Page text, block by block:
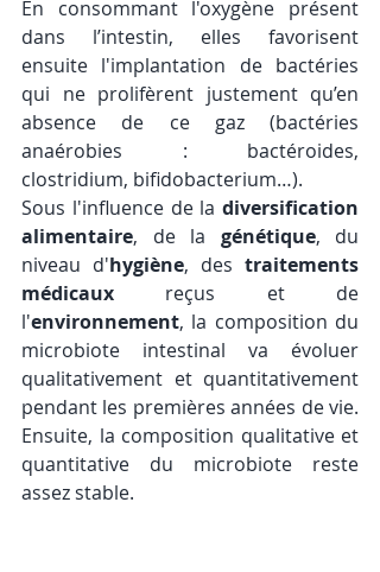
En consommant l'oxygène présent
dans l’intestin, elles favorisent
ensuite l'implantation de bactéries
qui ne prolifèrent justement qu’en
absence de ce gaz (bactéries
anaérobies : bactéroides,
clostridium, bifidobacterium…).
Sous l'influence de la diversification
alimentaire, de la génétique, du
niveau d'hygiène, des traitements
médicaux reçus et de
l'environnement, la composition du
microbiote intestinal va évoluer
qualitativement et quantitativement
pendant les premières années de vie.
Ensuite, la composition qualitative et
quantitative du microbiote reste
assez stable.